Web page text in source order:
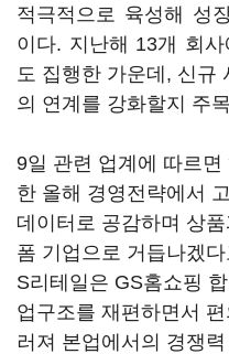
적극적으로 육성해 성
이다. 지난해 13개 회
도 집행한 가운데, 신규
의 연계를 강화할지 주
9일 관련 업계에 따르
한 올해 경영전략에서
데이터로 공감하며 상
폼 기업으로 거듭나겠
S리테일은 GS홈쇼핑
업구조를 재편하면서
러져 본업에서의 경쟁